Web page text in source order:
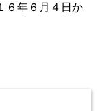
６年６月４日か